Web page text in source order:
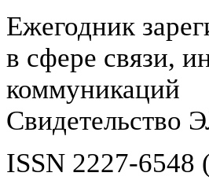
Ежегодник
в сфере связи,
коммуникаций
Свидетельство
ISSN 2227-6548